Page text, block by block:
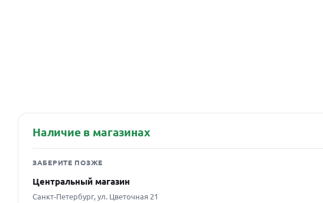
Наличие в магазинах
ЗАБЕРИТЕ ПОЗЖЕ
Центральный магазин
Санкт-Петербург, ул. Цветочная 21